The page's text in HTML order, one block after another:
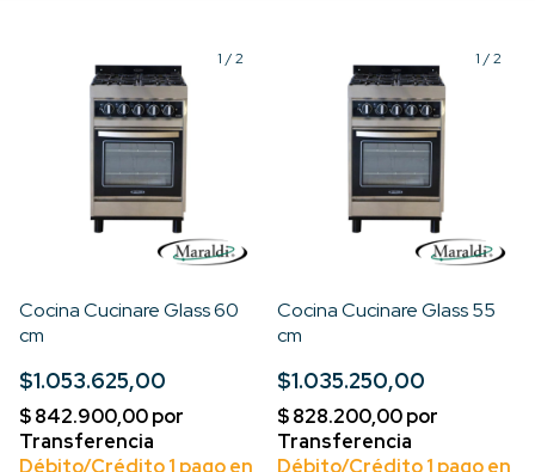
1 /2
Cocina Cucinare Glass 60
cm
$1.053.625,00
1 /2
Cocina Cucinare Glass 55
cm
$1.035.250,00